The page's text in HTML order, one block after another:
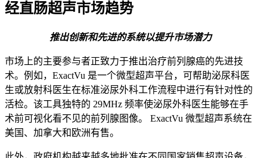
经直肠超声市场趋势
推出创新和先进的系统以提升市场潜力
市场上的主要参与者正致力于推出治疗前列腺癌的先进技
术。例如，ExactVu 是一个微型超声平台，可帮助泌尿科医
生或放射科医生在标准泌尿外科工作流程中进行有针对性的
活检。该工具独特的 29MHz 频率使泌尿外科医生能够在手
术前可视化看不见的前列腺图像。 ExactVu 微型超声系统在
美国、加拿大和欧洲有售。